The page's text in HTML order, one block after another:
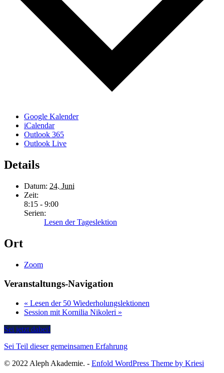
Google Kalender
iCalendar
Outlook 365
Outlook Live
Details
Datum: 24. Juni
Zeit:
8:15 - 9:00
Serien:
Lesen der Tageslektion
Ort
Zoom
Veranstaltungs-Navigation
« Lesen der 50 Wiederholungslektionen
Session mit Kornilia Nikoleri »
Sei jetzt dabei!
Sei Teil dieser gemeinsamen Erfahrung
© 2022 Aleph Akademie. - Enfold WordPress Theme by Kriesi